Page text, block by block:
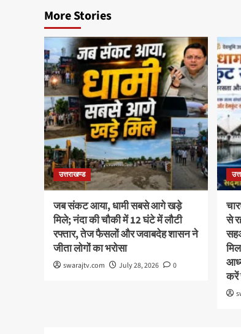
More Stories
उत्तराखण्ड
जब संकट आया, धामी सबसे आगे खड़े
मिले; नंदा की चौकी में 12 घंटे में लौटी
रफ्तार, तेज फैसलों और जवाबदेह शासन ने
जीता लोगों का भरोसा
swarajtv.com July 28, 2026 0
से
करें